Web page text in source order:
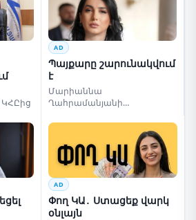
AD
Պայքարը շարունակվում
է
Մարիաննա
Ղահրամանյանի
AD
Փող ԿԱ․ Ստացեք վարկ
օնլայն